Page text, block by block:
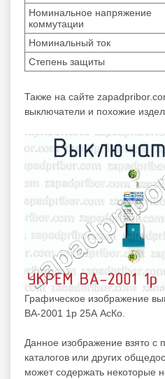
Номинальное напряжение
коммутации
Номинальный ток
Степень защиты
Также на сайте
выключатели и похожие
Графическое изображение
ВА-2001 1р 25А АсКо.
Данное изображение взято с
каталогов или других
может содержать некоторые